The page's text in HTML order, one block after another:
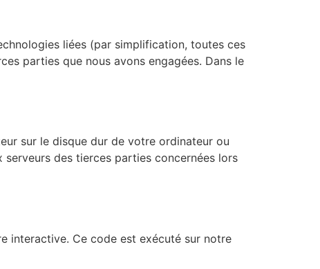
liées (par simplification, toutes ces
parties que nous avons engagées. Dans le
sur le disque dur de votre ordinateur ou
des tierces parties concernées lors
interactive. Ce code est exécuté sur notre